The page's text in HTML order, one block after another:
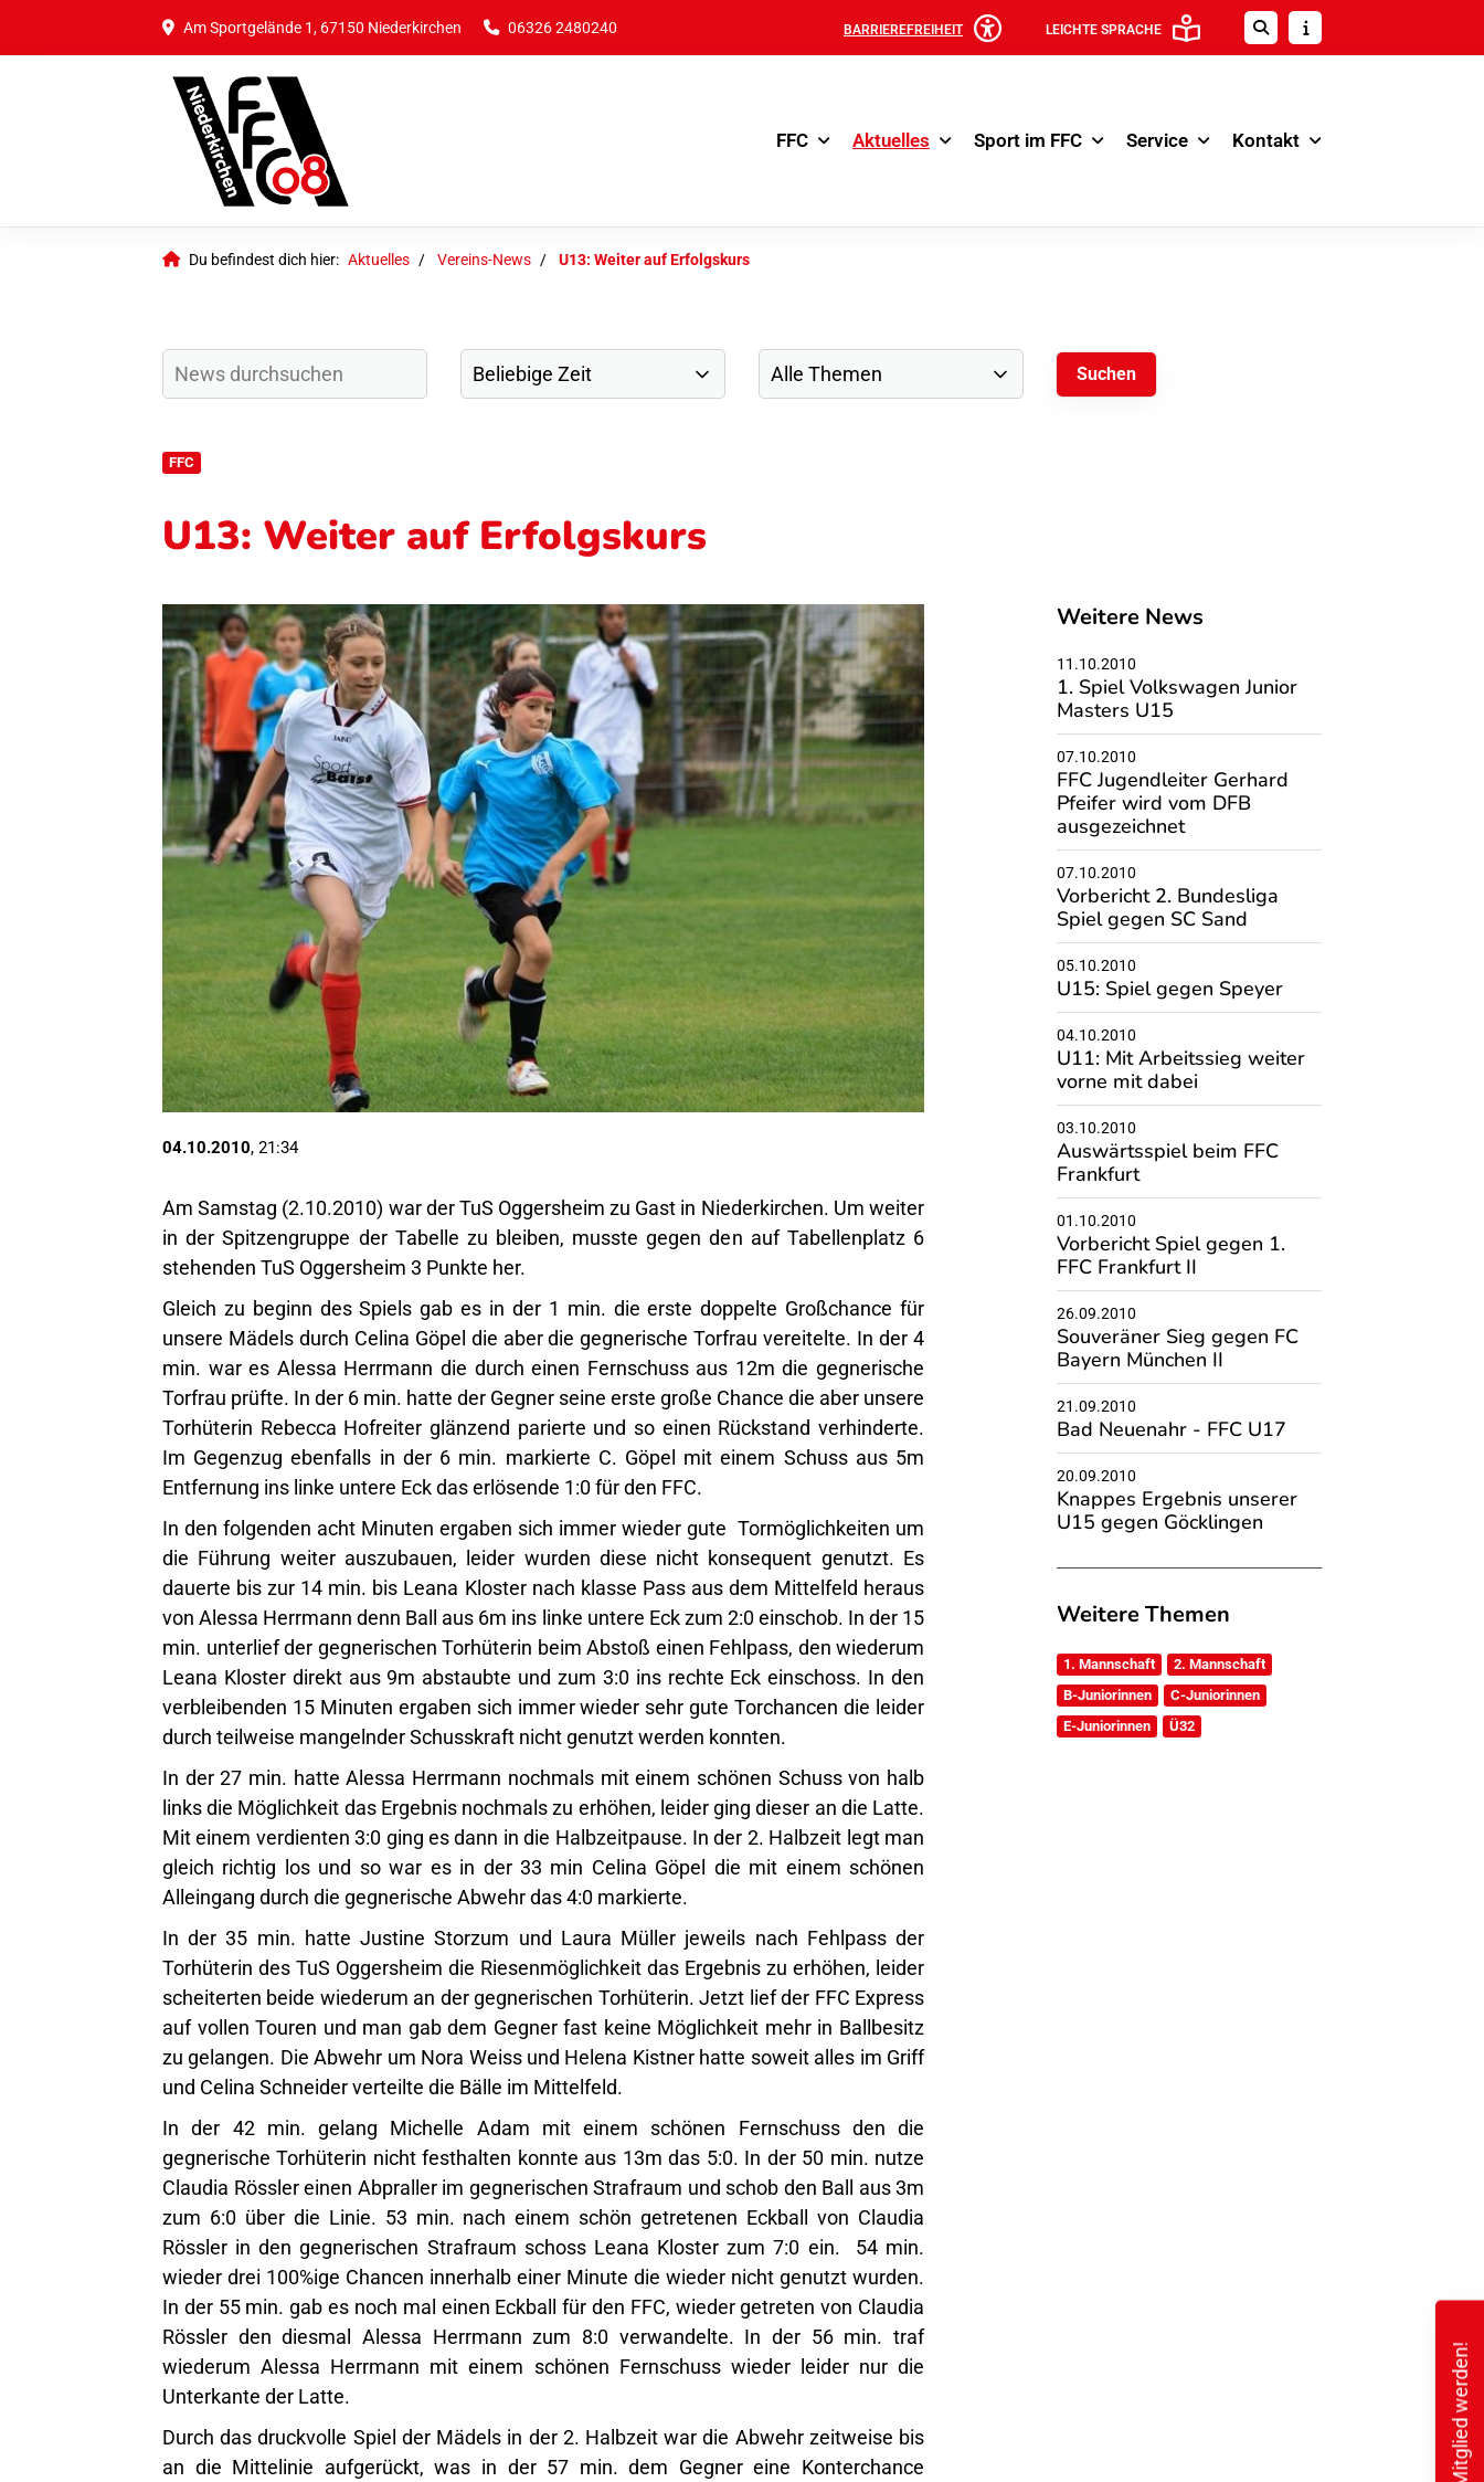
Am Sportgelände 1, 67150 Niederkirchen 06326 2480240 BARRIEREFREIHEIT LEICHTE SPRACHE
FFC Aktuelles Sport im FFC Service Kontakt
Du befindest dich hier: Aktuelles Vereins-News U13: Weiter auf Erfolgskurs
FFC
U13: Weiter auf Erfolgskurs
04.10.2010, 21:34
Am Samstag (2.10.2010) war der TuS Oggersheim zu Gast in Niederkirchen. Um weiter
in der Spitzengruppe der Tabelle zu bleiben, musste gegen den auf Tabellenplatz 6
stehenden TuS Oggersheim 3 Punkte her.
Gleich zu beginn des Spiels gab es in der 1 min. die erste doppelte Großchance für
unsere Mädels durch Celina Göpel die aber die gegnerische Torfrau vereitelte. In der 4
min. war es Alessa Herrmann die durch einen Fernschuss aus 12m die gegnerische
Torfrau prüfte. In der 6 min. hatte der Gegner seine erste große Chance die aber unsere
Torhüterin Rebecca Hofreiter glänzend parierte und so einen Rückstand verhinderte.
Im Gegenzug ebenfalls in der 6 min. markierte C. Göpel mit einem Schuss aus 5m
Entfernung ins linke untere Eck das erlösende 1:0 für den FFC.
In den folgenden acht Minuten ergaben sich immer wieder gute Tormöglichkeiten um
die Führung weiter auszubauen, leider wurden diese nicht konsequent genutzt. Es
dauerte bis zur 14 min. bis Leana Kloster nach klasse Pass aus dem Mittelfeld heraus
von Alessa Herrmann denn Ball aus 6m ins linke untere Eck zum 2:0 einschob. In der 15
min. unterlief der gegnerischen Torhüterin beim Abstoß einen Fehlpass, den wiederum
Leana Kloster direkt aus 9m abstaubte und zum 3:0 ins rechte Eck einschoss. In den
verbleibenden 15 Minuten ergaben sich immer wieder sehr gute Torchancen die leider
durch teilweise mangelnder Schusskraft nicht genutzt werden konnten.
In der 27 min. hatte Alessa Herrmann nochmals mit einem schönen Schuss von halb
links die Möglichkeit das Ergebnis nochmals zu erhöhen, leider ging dieser an die Latte.
Mit einem verdienten 3:0 ging es dann in die Halbzeitpause. In der 2. Halbzeit legt man
gleich richtig los und so war es in der 33 min Celina Göpel die mit einem schönen
Alleingang durch die gegnerische Abwehr das 4:0 markierte.
In der 35 min. hatte Justine Storzum und Laura Müller jeweils nach Fehlpass der
Torhüterin des TuS Oggersheim die Riesenmöglichkeit das Ergebnis zu erhöhen, leider
scheiterten beide wiederum an der gegnerischen Torhüterin. Jetzt lief der FFC Express
auf vollen Touren und man gab dem Gegner fast keine Möglichkeit mehr in Ballbesitz
zu gelangen. Die Abwehr um Nora Weiss und Helena Kistner hatte soweit alles im Griff
und Celina Schneider verteilte die Bälle im Mittelfeld.
In der 42 min. gelang Michelle Adam mit einem schönen Fernschuss den die
gegnerische Torhüterin nicht festhalten konnte aus 13m das 5:0. In der 50 min. nutze
Claudia Rössler einen Abpraller im gegnerischen Strafraum und schob den Ball aus 3m
zum 6:0 über die Linie. 53 min. nach einem schön getretenen Eckball von Claudia
Rössler in den gegnerischen Strafraum schoss Leana Kloster zum 7:0 ein. 54 min.
wieder drei 100%ige Chancen innerhalb einer Minute die wieder nicht genutzt wurden.
In der 55 min. gab es noch mal einen Eckball für den FFC, wieder getreten von Claudia
Rössler den diesmal Alessa Herrmann zum 8:0 verwandelte. In der 56 min. traf
wiederum Alessa Herrmann mit einem schönen Fernschuss wieder leider nur die
Unterkante der Latte.
Durch das druckvolle Spiel der Mädels in der 2. Halbzeit war die Abwehr zeitweise bis
an die Mittelinie aufgerückt, was in der 57 min. dem Gegner eine Konterchance
Weitere News
11.10.2010
1. Spiel Volkswagen Junior
Masters U15
07.10.2010
FFC Jugendleiter Gerhard
Pfeifer wird vom DFB
ausgezeichnet
07.10.2010
Vorbericht 2. Bundesliga
Spiel gegen SC Sand
05.10.2010
U15: Spiel gegen Speyer
04.10.2010
U11: Mit Arbeitssieg weiter
vorne mit dabei
03.10.2010
Auswärtsspiel beim FFC
Frankfurt
01.10.2010
Vorbericht Spiel gegen 1.
FFC Frankfurt II
26.09.2010
Souveräner Sieg gegen FC
Bayern München II
21.09.2010
Bad Neuenahr - FFC U17
20.09.2010
Knappes Ergebnis unserer
U15 gegen Göcklingen
Weitere Themen
1. Mannschaft
2. Mannschaft
B-Juniorinnen
C-Juniorinnen
E-Juniorinnen
Ü32
Mitglied werden!